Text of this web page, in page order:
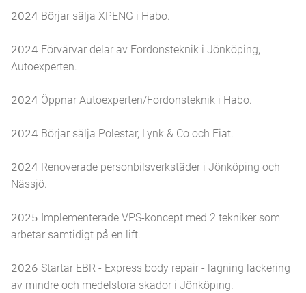
2024 Börjar sälja XPENG i Habo.
2024 Förvärvar delar av Fordonsteknik i Jönköping,
Autoexperten.
2024 Öppnar Autoexperten/Fordonsteknik i Habo.
2024 Börjar sälja Polestar, Lynk & Co och Fiat.
2024 Renoverade personbilsverkstäder i Jönköping och
Nässjö.
2025 Implementerade VPS-koncept med 2 tekniker som
arbetar samtidigt på en lift.
2026 Startar EBR - Express body repair - lagning lackering
av mindre och medelstora skador i Jönköping.